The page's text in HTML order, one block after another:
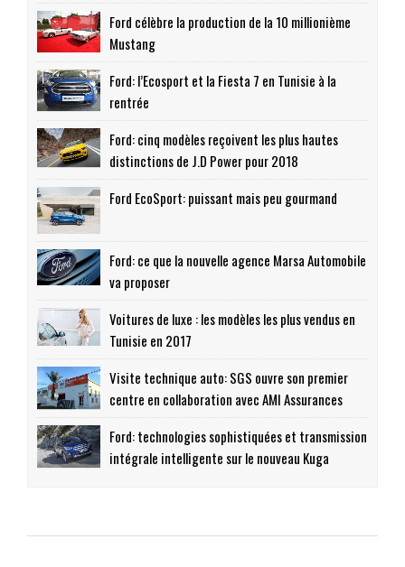
Ford célèbre la production de la 10 millionième
Mustang
Ford: l’Ecosport et la Fiesta 7 en Tunisie à la
rentrée
Ford: cinq modèles reçoivent les plus hautes
distinctions de J.D Power pour 2018
Ford EcoSport: puissant mais peu gourmand
Ford: ce que la nouvelle agence Marsa Automobile
va proposer
Voitures de luxe : les modèles les plus vendus en
Tunisie en 2017
Visite technique auto: SGS ouvre son premier
centre en collaboration avec AMI Assurances
Ford: technologies sophistiquées et transmission
intégrale intelligente sur le nouveau Kuga